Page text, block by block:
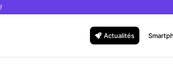
!
Actualités